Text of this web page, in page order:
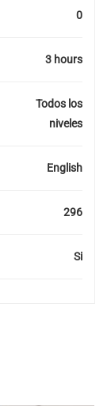
0
3 hours
Todos los
niveles
English
296
Si